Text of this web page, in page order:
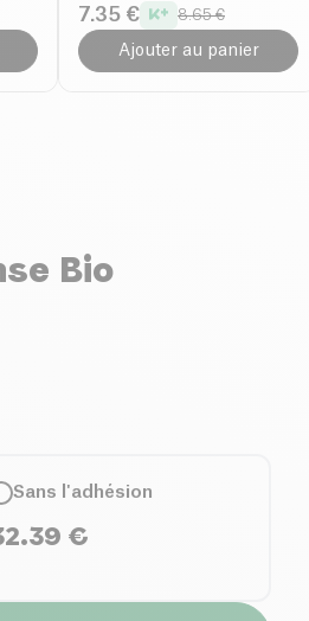
7.35 € 8.65 €
Ajouter au panier
Bio
Sans l'adhésion
€